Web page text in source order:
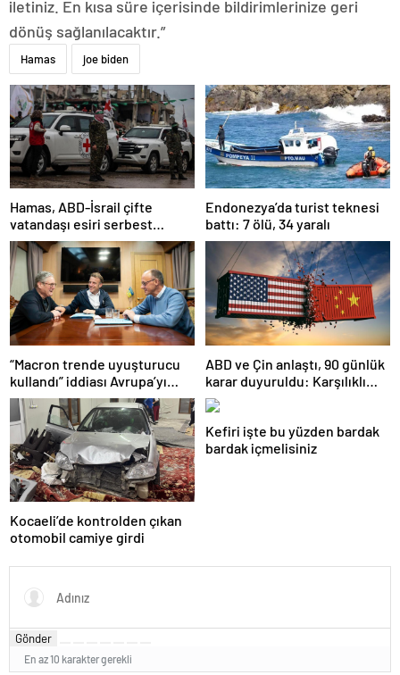
iletiniz. En kısa süre içerisinde bildirimlerinize geri
dönüş sağlanılacaktır.”
Hamas joe biden
Hamas, ABD-İsrail çifte
vatandaşı esiri serbest
bırakacağını duyurdu
Endonezya’da turist teknesi
battı: 7 ölü, 34 yaralı
“Macron trende uyuşturucu
kullandı” iddiası Avrupa’yı
karıştırmıştı: Fransa’dan
“peçeteli” yalanlama geldi!
ABD ve Çin anlaştı, 90 günlük
karar duyuruldu: Karşılıklı
tarife indirimi geldi!
Kocaeli’de kontrolden çıkan
otomobil camiye girdi
Kefiri işte bu yüzden bardak
bardak içmelisiniz
Gönder
En az 10 karakter gerekli